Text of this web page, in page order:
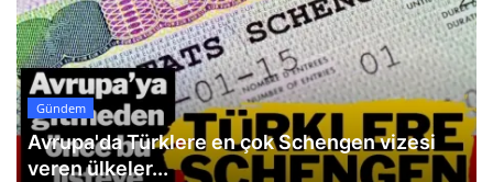
Gündem
Avrupa'da Türklere en çok Schengen vizesi
veren ülkeler...